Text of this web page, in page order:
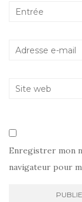
Enregistrer mon
navigateur pour